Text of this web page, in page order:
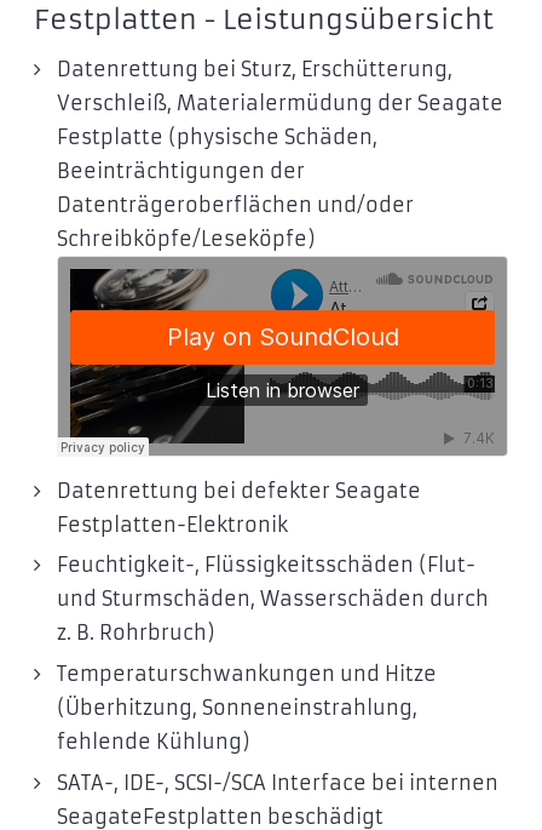
Festplatten - Leistungsübersicht
Datenrettung bei Sturz, Erschütterung,
Verschleiß, Materialermüdung der Seagate
Festplatte (physische Schäden,
Beeinträchtigungen der
Datenträgeroberflächen und/oder
Schreibköpfe/Leseköpfe)
Datenrettung bei defekter Seagate
Festplatten-Elektronik
Feuchtigkeit-, Flüssigkeitsschäden (Flut-
und Sturmschäden, Wasserschäden durch
z. B. Rohrbruch)
Temperaturschwankungen und Hitze
(Überhitzung, Sonneneinstrahlung,
fehlende Kühlung)
SATA-, IDE-, SCSI-/SCA Interface bei internen
SeagateFestplatten beschädigt